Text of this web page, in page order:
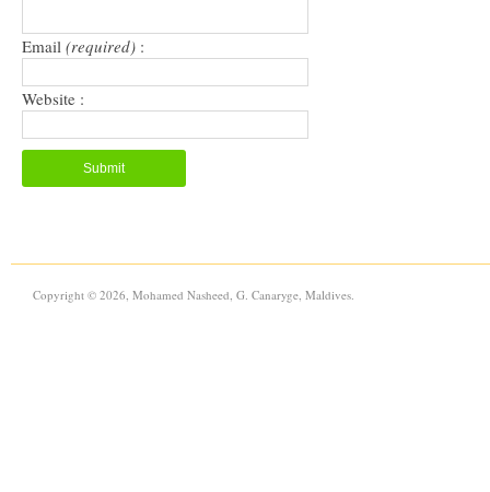
Email (required) :
Website :
Copyright © 2026, Mohamed Nasheed, G. Canaryge, Maldives.